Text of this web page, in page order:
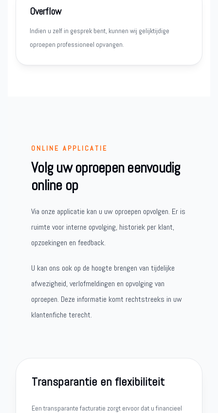
Overflow
Indien u zelf in gesprek bent, kunnen wij gelijktijdige
oproepen professioneel opvangen.
ONLINE APPLICATIE
Volg uw oproepen eenvoudig
online op
Via onze applicatie kan u uw oproepen opvolgen. Er is
ruimte voor interne opvolging, historiek per klant,
opzoekingen en feedback.
U kan ons ook op de hoogte brengen van tijdelijke
afwezigheid, verlofmeldingen en opvolging van
oproepen. Deze informatie komt rechtstreeks in uw
klantenfiche terecht.
Transparantie en flexibiliteit
Een transparante facturatie zorgt ervoor dat u financieel